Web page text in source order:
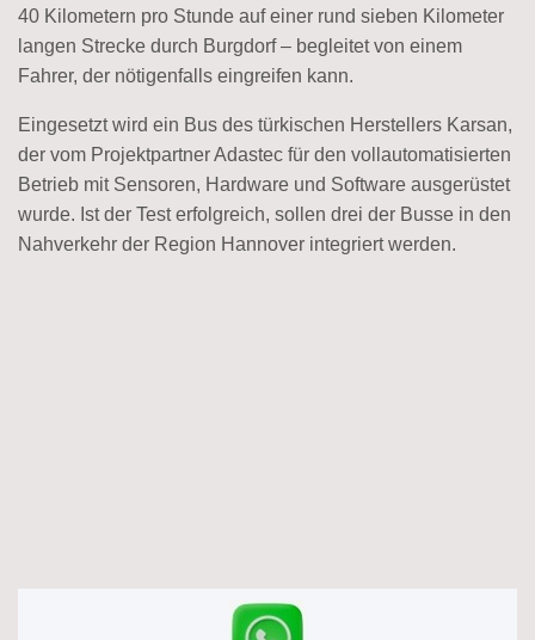
40 Kilometern pro Stunde auf einer rund sieben Kilometer
langen Strecke durch Burgdorf – begleitet von einem
Fahrer, der nötigenfalls eingreifen kann.
Eingesetzt wird ein Bus des türkischen Herstellers Karsan,
der vom Projektpartner Adastec für den vollautomatisierten
Betrieb mit Sensoren, Hardware und Software ausgerüstet
wurde. Ist der Test erfolgreich, sollen drei der Busse in den
Nahverkehr der Region Hannover integriert werden.